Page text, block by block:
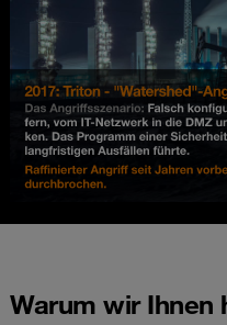
Warum wir Ihnen